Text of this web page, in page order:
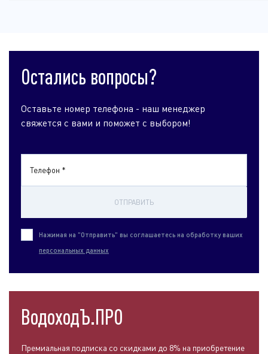
Остались вопросы?
Оставьте номер телефона - наш менеджер
свяжется с вами и поможет с выбором!
Телефон *
ОТПРАВИТЬ
Нажимая на "Отправить" вы соглашаетесь на обработку ваших
персональных данных
ВодоходЪ.ПРО
Премиальная подписка со скидками до 8% на приобретение